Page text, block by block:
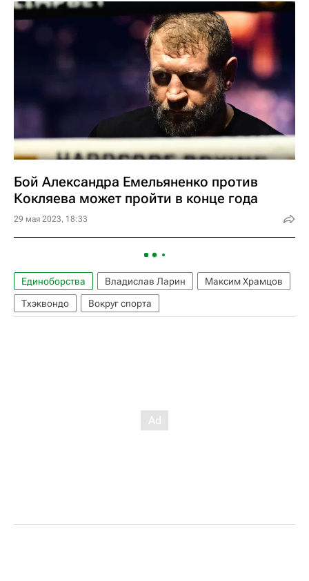
Бой Александра Емельяненко против
Кокляева может пройти в конце года
29 мая 2023, 18:33
Единоборства Владислав Ларин
Максим Храмцов
Тхэквондо
Вокруг спорта